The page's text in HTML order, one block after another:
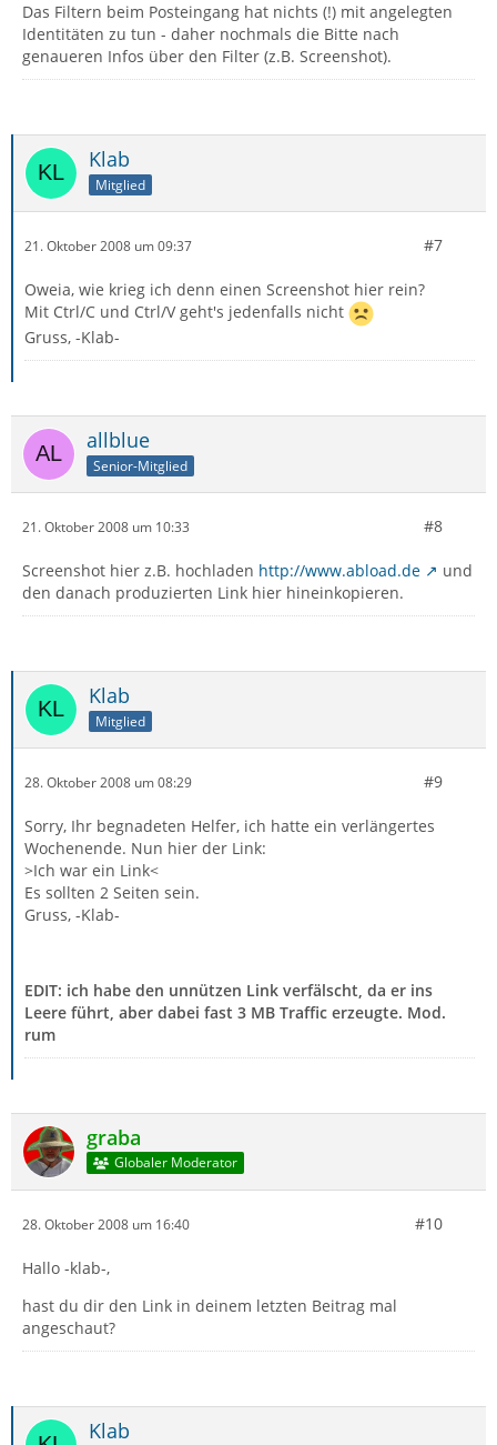
Das Filtern beim Posteingang hat nichts (!) mit angelegten
Identitäten zu tun - daher nochmals die Bitte nach
genaueren Infos über den Filter (z.B. Screenshot).
Klab
Mitglied
21. Oktober 2008 um 09:37 #7
Oweia, wie krieg ich denn einen Screenshot hier rein?
Mit Ctrl/C und Ctrl/V geht's jedenfalls nicht
Gruss, -Klab-
allblue
Senior-Mitglied
21. Oktober 2008 um 10:33 #8
Screenshot hier z.B. hochladen http://www.abload.de
und
den danach produzierten Link hier hineinkopieren.
Klab
Mitglied
28. Oktober 2008 um 08:29 #9
Sorry, Ihr begnadeten Helfer, ich hatte ein verlängertes
Wochenende. Nun hier der Link:
>Ich war ein Link<
Es sollten 2 Seiten sein.
Gruss, -Klab-
EDIT: ich habe den unnützen Link verfälscht, da er ins
Leere führt, aber dabei fast 3 MB Traffic erzeugte. Mod.
rum
graba
Globaler Moderator
28. Oktober 2008 um 16:40 #10
Hallo -klab-,
hast du dir den Link in deinem letzten Beitrag mal
angeschaut?
Klab